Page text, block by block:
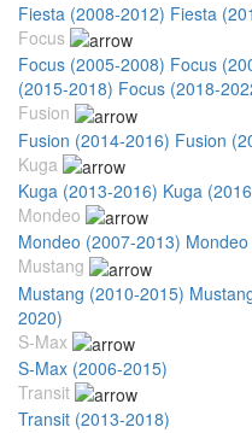
Fiesta (2008-2012) Fiesta
Focus
Focus (2005-2008) Focus
(2015-2018) Focus (2018-
Fusion
Fusion (2014-2016) Fusion
Kuga
Kuga (2013-2016) Kuga
Mondeo
Mondeo (2007-2013)
Mustang
Mustang (2010-2015)
2020)
S-Max
S-Max (2006-2015)
Transit
Transit (2013-2018)